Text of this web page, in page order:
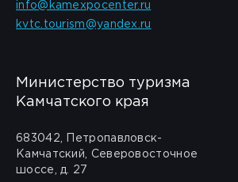
info@kamexpocenter.ru
kvtc.tourism@yandex.ru
Министерство туризма
Камчатского края
683042, Петропавловск-
Камчатский, Северовосточное
шоссе, д. 27